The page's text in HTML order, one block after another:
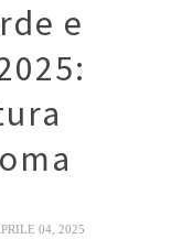
e
04, 2025